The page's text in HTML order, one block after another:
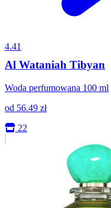
4.41
Al Wataniah Tibyan
Woda perfumowana 100 ml
od 56.49 zł
22